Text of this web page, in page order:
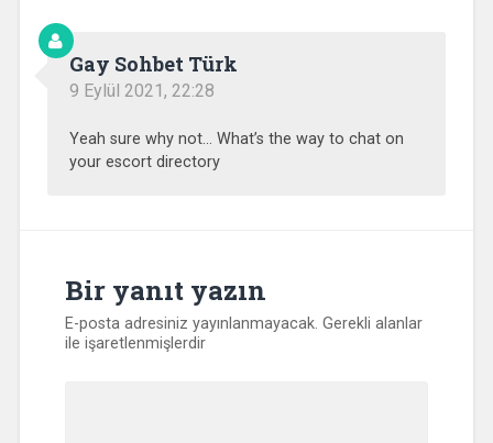
Gay Sohbet Türk
9 Eylül 2021, 22:28
Yeah sure why not… What’s the way to chat on
your escort directory
Bir yanıt yazın
E-posta adresiniz yayınlanmayacak. Gerekli alanlar
ile işaretlenmişlerdir